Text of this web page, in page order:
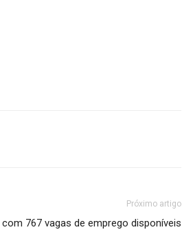
Próximo artigo
767 vagas de emprego disponíveis